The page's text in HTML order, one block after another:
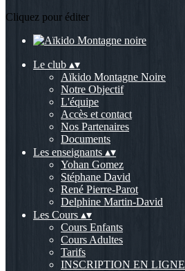
Cliquez pour éditer
Le club ▴▾
Aïkido Montagne Noire
Notre Objectif
L'équipe
Accès et contact
Nos Partenaires
Documents
Les enseignants ▴▾
Yohan Gomez
Stéphane David
René Pierre-Parot
Delphine Martin-David
Les Cours ▴▾
Cours Enfants
Cours Adultes
Tarifs
INSCRIPTION EN LIGNE